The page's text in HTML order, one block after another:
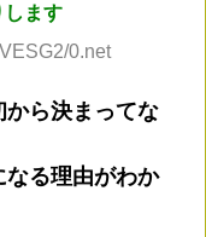
します
0.net
から決まってな
なる理由がわか